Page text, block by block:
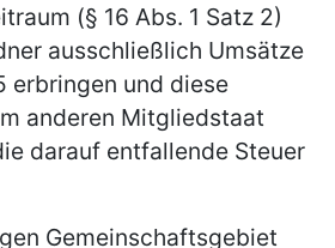
(§ 16 Abs. 1 Satz 2)
ausschließlich Umsätze
erbringen und diese
anderen Mitgliedstaat
darauf entfallende Steuer
Gemeinschaftsgebiet